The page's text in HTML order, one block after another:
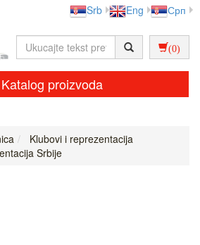
Srb Eng Срп
(0)
Katalog proizvoda
Klubovi i reprezentacija
Srbije